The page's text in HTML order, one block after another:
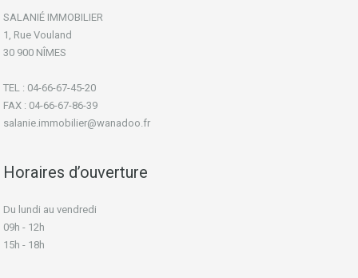
SALANIÉ IMMOBILIER
1, Rue Vouland
30 900 NÎMES
TEL : 04-66-67-45-20
FAX : 04-66-67-86-39
salanie.immobilier@wanadoo.fr
Horaires d’ouverture
Du lundi au vendredi
09h - 12h
15h - 18h